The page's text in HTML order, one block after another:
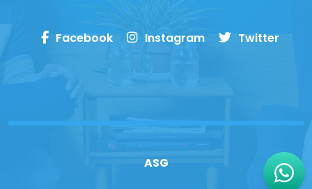
Facebook Instagram Twitter
ASG